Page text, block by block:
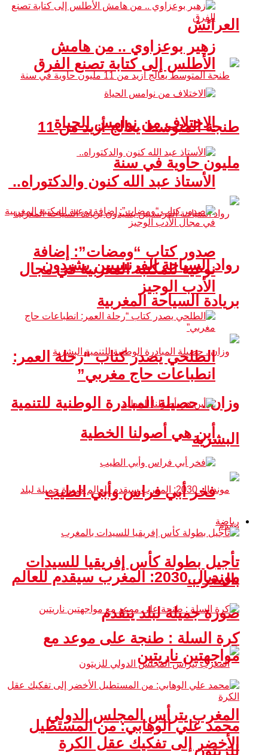
العرائش
طنجة المتوسط يعالج أزيد من 11
مليون حاوية في سنة
رواد السياحة الفرنسيين يشيدون
بريادة السياحة المغربية
وزان.. حصيلة المبادرة الوطنية للتنمية
البشرية
مونديال 2030: المغرب سيقدم للعالم
صورة جميلة لبلد يتقدم
المغرب يترأس المجلس الدولي
للزيتون
زهير بوعزاوي .. من هامش
الأطلس إلى كتابة تصنع الفرق
الاختلاف من نوامس الحياة
الأستاذ عبد الله كنون والدكتوراه..
صدور كتاب “ومضات”: إضافة
نوعية للمكتبة المغربية في مجال
الأدب الوجيز
الطلحي يصدر كتاب “رحلة العمر:
انطباعات حاج مغربي”
أين هي أصولنا الخطية
فخر أبي فراس وأبي الطيب
رياضة
تأجيل بطولة كأس إفريقيا للسيدات
بالمغرب
كرة السلة : طنجة على موعد مع
مواجهتين ناريتين
محمد علي الوهابي: من المستطيل
الأخضر إلى تفكيك عقل الكرة